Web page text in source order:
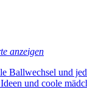
anzeigen
Ballwechsel und
und coole